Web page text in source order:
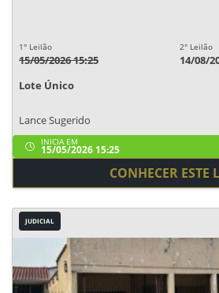
1° Leilão
15/05/2026 15:25
2° Leilão
14/08/
Lote Único
Lance Sugerido
INICIA EM
15/05/2026 15:25
CONHECER ESTE
JUDICIAL